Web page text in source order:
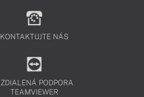
KONTAKTUJTE NÁS
PODPORA
TEAMVIEWER